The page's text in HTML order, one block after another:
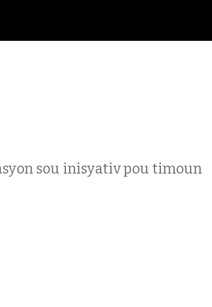
sou inisyativ pou timoun